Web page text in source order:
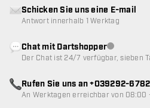
Schicken Sie uns eine E-mail
Antwort innerhalb 1 Werktag
Chat mit Dartshopper
Der Chat ist 24/7 verfügbar, sieben
Rufen Sie uns an +039292-
An Werktagen erreichbar von 08:00